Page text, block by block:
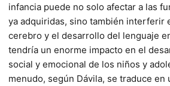
infancia puede no solo afectar a las
ya adquiridas, sino también interferir
cerebro y el desarrollo del lenguaje
tendría un enorme impacto en el
social y emocional de los niños y
menudo, según Dávila, se traduce en